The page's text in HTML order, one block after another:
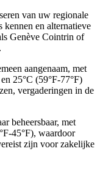
van uw regionale
kennen en alternatieve
Genève Cointrin of
aangenaam, met
25°C (59°F-77°F)
vergaderingen in de
beheersbaar, met
45°F), waardoor
zijn voor zakelijke